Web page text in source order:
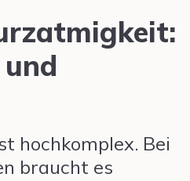
hochkomplex. Bei
braucht es